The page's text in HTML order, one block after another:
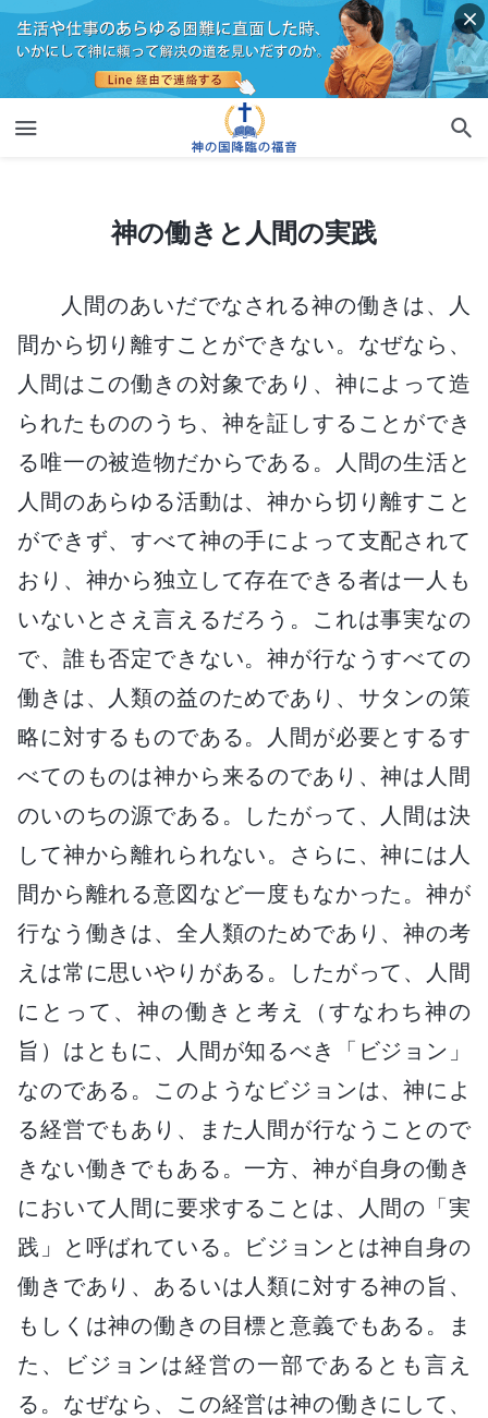
神の働きと人間の実践
人間のあいだでなされる神の働きは、人
間から切り離すことができない。なぜなら、
人間はこの働きの対象であり、神によって造
られたもののうち、神を証しすることができ
る唯一の被造物だからである。人間の生活と
人間のあらゆる活動は、神から切り離すこと
ができず、すべて神の手によって支配されて
おり、神から独立して存在できる者は一人も
いないとさえ言えるだろう。これは事実なの
で、誰も否定できない。神が行なうすべての
働きは、人類の益のためであり、サタンの策
略に対するものである。人間が必要とするす
べてのものは神から来るのであり、神は人間
のいのちの源である。したがって、人間は決
して神から離れられない。さらに、神には人
間から離れる意図など一度もなかった。神が
行なう働きは、全人類のためであり、神の考
えは常に思いやりがある。したがって、人間
にとって、神の働きと考え（すなわち神の
旨）はともに、人間が知るべき「ビジョン」
なのである。このようなビジョンは、神によ
る経営でもあり、また人間が行なうことので
きない働きでもある。一方、神が自身の働き
において人間に要求することは、人間の「実
践」と呼ばれている。ビジョンとは神自身の
働きであり、あるいは人類に対する神の旨、
もしくは神の働きの目標と意義でもある。ま
た、ビジョンは経営の一部であるとも言え
る。なぜなら、この経営は神の働きにして、